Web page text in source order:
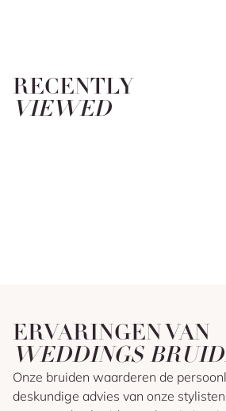
RECENTLY
VIEWED
ERVARINGEN VAN
WEDDINGS
Onze bruiden waarderen de
deskundige advies van onze